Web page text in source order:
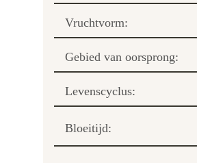
Vruchtvorm:
Gebied van oorsprong:
Levenscyclus:
Bloeitijd: